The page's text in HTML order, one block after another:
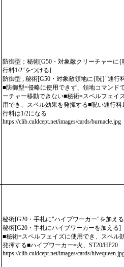
防御型；秘術[G50・対象敵クリーチャーに
行料1/2"をつける]
防御型 ; 秘術[G50・対象敵領地に{呪}"通行
■防御型=侵略に使用できず、領地コマンド
ーチャー移動できない■秘術=スペルフェイ
用でき、スペル効果を発揮する■呪い通行料
行料は1/2になる
https://clib.culdcept.net/images/cards/burnacle.jpg
秘術[G20・手札に"ハイブワーカー"を加え
秘術[G20・手札にハイブワーカーを加える]
■秘術=スペルフェイズに使用でき、スペル
発揮する■ハイブワーカー=火、ST20/HP20
https://clib.culdcept.net/images/cards/